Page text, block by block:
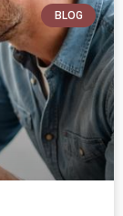
BLOG